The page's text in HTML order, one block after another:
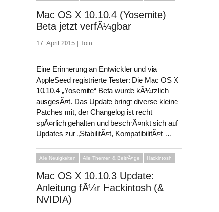
Mac OS X 10.10.4 (Yosemite)
Beta jetzt verfÃ¼gbar
17. April 2015 | Tom
Eine Erinnerung an Entwickler und via
AppleSeed registrierte Tester: Die Mac OS X
10.10.4 „Yosemite“ Beta wurde kÃ¼rzlich
ausgesÃ¤t. Das Update bringt diverse kleine
Patches mit, der Changelog ist recht
spÃ¤rlich gehalten und beschrÃ¤nkt sich auf
Updates zur „StabilitÃ¤t, KompatibilitÃ¤t …
Alle Neuigkeiten Alle Themen & BeitrÃ¤ge Hackintosh
Mac OS X 10.10.3 Update:
Anleitung fÃ¼r Hackintosh (&
NVIDIA)